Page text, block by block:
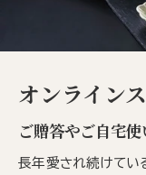
オンライン
ご贈答やご自宅使
長年愛され続けてい